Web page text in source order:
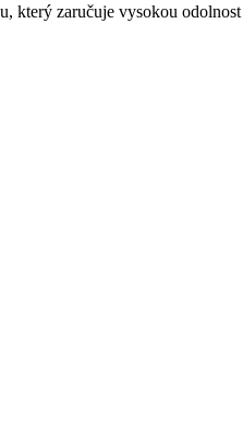
zaručuje vysokou